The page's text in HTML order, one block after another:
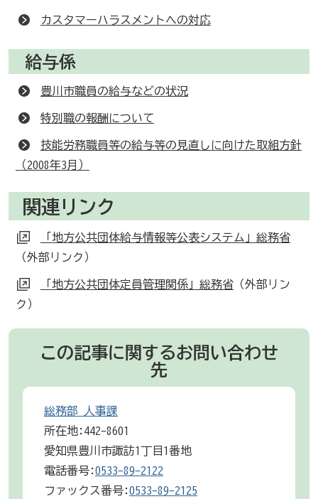
カスタマーハラスメントへの対応
給与係
豊川市職員の給与などの状況
特別職の報酬について
技能労務職員等の給与等の見直しに向けた取組方針
（2008年3月）
関連リンク
「地方公共団体給与情報等公表システム」総務省
（外部リンク）
「地方公共団体定員管理関係」総務省（外部リン
ク）
この記事に関するお問い合わせ
先
総務部 人事課
所在地:442-8601
愛知県豊川市諏訪1丁目1番地
電話番号:0533-89-2122
ファックス番号:0533-89-2125